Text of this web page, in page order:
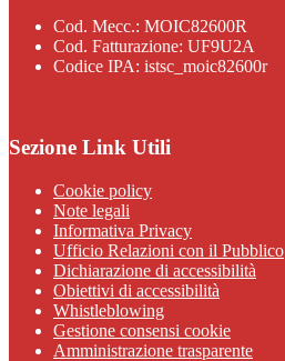
Cod. Mecc.: MOIC82600R
Cod. Fatturazione: UF9U2A
Codice IPA: istsc_moic82600r
Sezione Link Utili
Cookie policy
Note legali
Informativa Privacy
Ufficio Relazioni con il Pubblico
Dichiarazione di accessibilità
Obiettivi di accessibilità
Whistleblowing
Gestione consensi cookie
Amministrazione trasparente